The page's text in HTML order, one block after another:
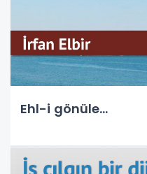
Ehl-i gönüle...